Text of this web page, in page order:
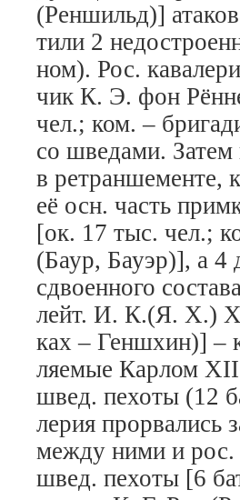
(Рен­шильд)]
ти­ли 2
ном). Рос.
чик К. Э. фон
чел.; ком. –
со шве­да­ми. За­тем
в рет­ран­ше­мен­те,
её осн. часть
[ок. 17 тыс. чел.;
(Ба­ур, Бау­эр)], а 4
сдво­ен­но­го
лейт. И. К.(Я. Х.)
ках – Генш­хин)] –
ляе­мые Кар­лом
швед. пе­хо­ты (12
ле­рия про­рва­лись
ме­ж­ду ни­ми и рос.
швед. пе­хо­ты [6